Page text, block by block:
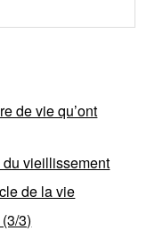
de vie qu’ont
du vieillissement
de la vie
3)